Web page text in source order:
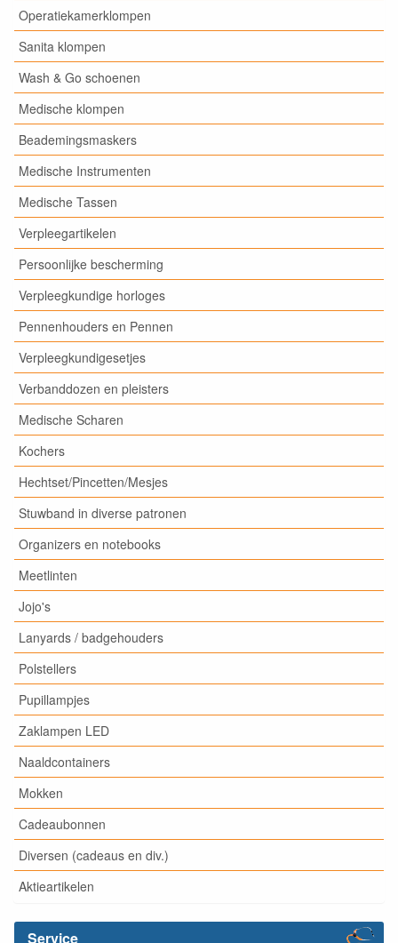
Operatiekamerklompen
Sanita klompen
Wash & Go schoenen
Medische klompen
Beademingsmaskers
Medische Instrumenten
Medische Tassen
Verpleegartikelen
Persoonlijke bescherming
Verpleegkundige horloges
Pennenhouders en Pennen
Verpleegkundigesetjes
Verbanddozen en pleisters
Medische Scharen
Kochers
Hechtset/Pincetten/Mesjes
Stuwband in diverse patronen
Organizers en notebooks
Meetlinten
Jojo's
Lanyards / badgehouders
Polstellers
Pupillampjes
Zaklampen LED
Naaldcontainers
Mokken
Cadeaubonnen
Diversen (cadeaus en div.)
Aktieartikelen
Service